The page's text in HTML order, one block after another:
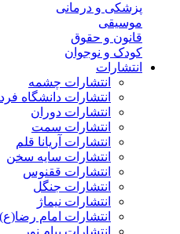
پزشکی و درمانی
موسیقی
قانون و حقوق
کودک و نوجوان
انتشارات
انتشارات چشمه
انتشارات دانشگاه
انتشارات دوران
انتشارات سمت
انتشارات آریانا قلم
انتشارات سایه سخن
انتشارات ققنوس
انتشارات جنگل
انتشارات نیماژ
انتشارات امام رضا(ع)
انتشارات پیام نور